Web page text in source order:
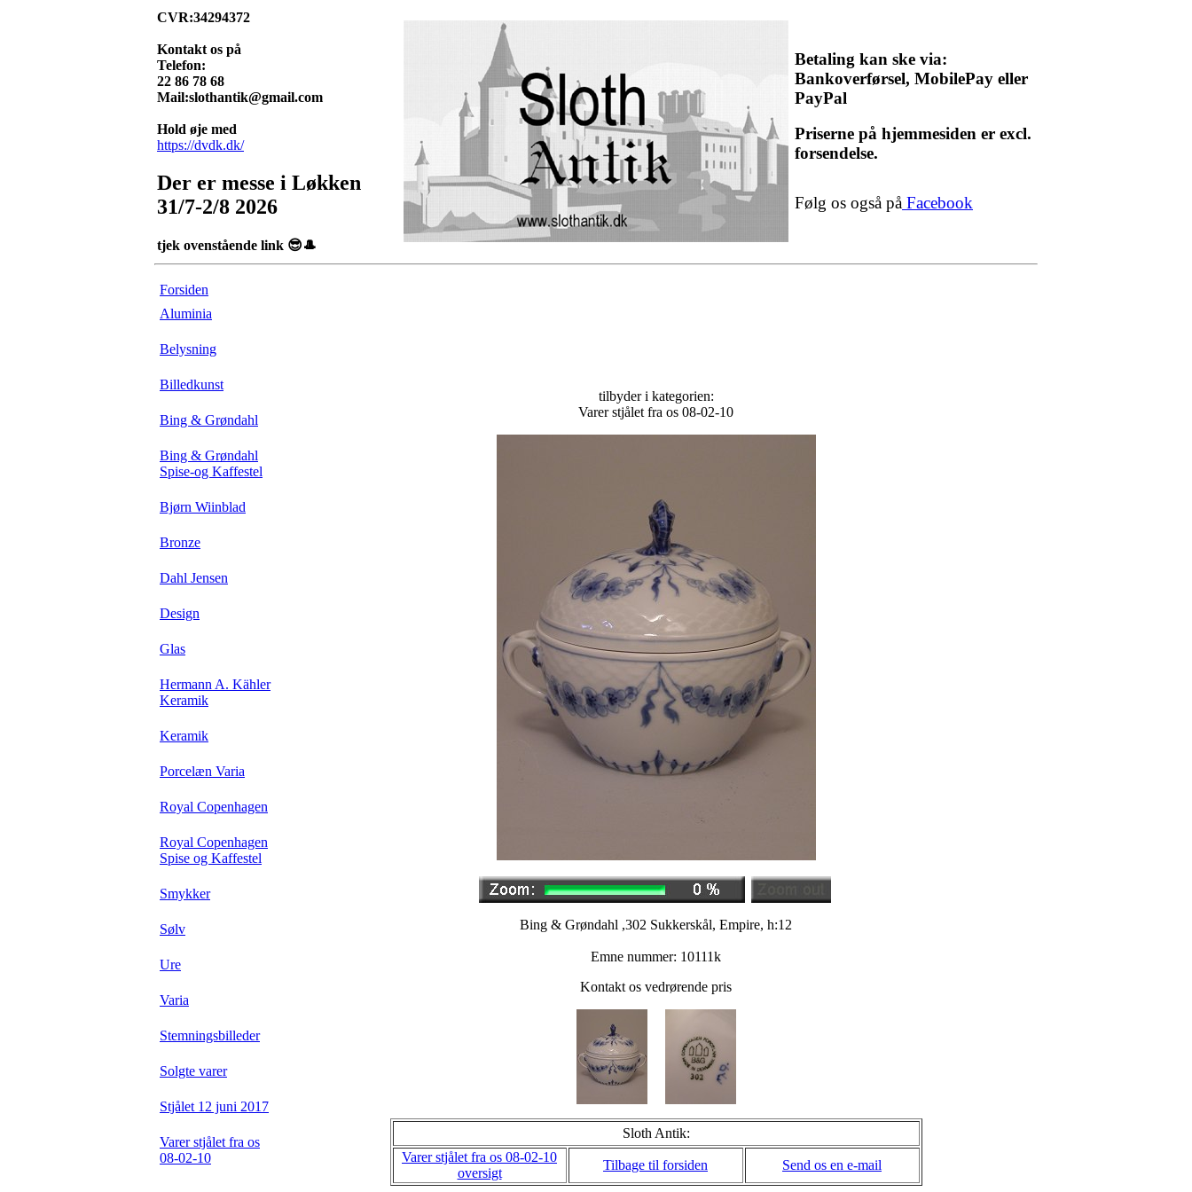
CVR:34294372
Kontakt os på
Telefon:
22 86 78 68
Mail:slothantik@gmail.com
Hold øje med
https://dvdk.dk/
Der er messe i Løkken
31/7-2/8 2026
tjek ovenstående link 😎🎩
Betaling kan ske via:
Bankoverførsel, MobilePay eller
PayPal
Priserne på hjemmesiden er excl.
forsendelse.
Følg os også på Facebook
Forsiden
Aluminia
Belysning
Billedkunst
Bing & Grøndahl
Bing & Grøndahl
Spise-og Kaffestel
Bjørn Wiinblad
Bronze
Dahl Jensen
Design
Glas
Hermann A. Kähler
Keramik
Keramik
Porcelæn Varia
Royal Copenhagen
Royal Copenhagen
Spise og Kaffestel
Smykker
Sølv
Ure
Varia
Stemningsbilleder
Solgte varer
Stjålet 12 juni 2017
Varer stjålet fra os
08-02-10
tilbyder i kategorien:
Varer stjålet fra os 08-02-10
Bing & Grøndahl ,302 Sukkerskål, Empire, h:12
Emne nummer: 10111k
Kontakt os vedrørende pris
Sloth Antik:
Varer stjålet fra os 08-02-10
oversigt
Tilbage til forsiden Send os en e-mail